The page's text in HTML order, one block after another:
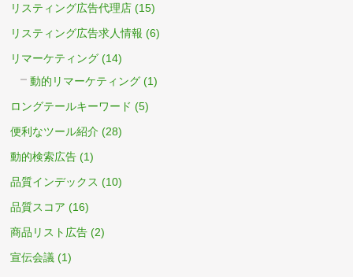
リスティング広告代理店 (15)
リスティング広告求人情報 (6)
リマーケティング (14)
動的リマーケティング (1)
ロングテールキーワード (5)
便利なツール紹介 (28)
動的検索広告 (1)
品質インデックス (10)
品質スコア (16)
商品リスト広告 (2)
宣伝会議 (1)